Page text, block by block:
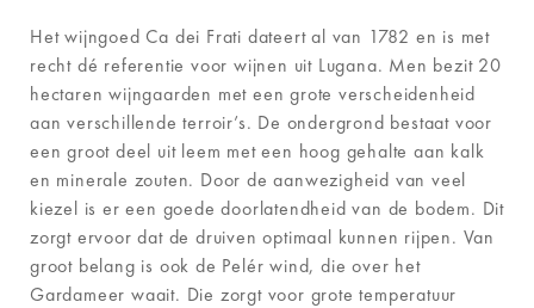
Het wijngoed Ca dei Frati dateert al van 1782 en is met
recht dé referentie voor wijnen uit Lugana. Men bezit 20
hectaren wijngaarden met een grote verscheidenheid
aan verschillende terroir’s. De ondergrond bestaat voor
een groot deel uit leem met een hoog gehalte aan kalk
en minerale zouten. Door de aanwezigheid van veel
kiezel is er een goede doorlatendheid van de bodem. Dit
zorgt ervoor dat de druiven optimaal kunnen rijpen. Van
groot belang is ook de Pelér wind, die over het
Gardameer waait. Die zorgt voor grote temperatuur